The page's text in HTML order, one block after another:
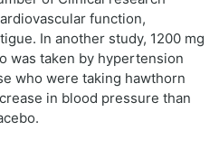
function,
In another study, 1200 mg
was taken by hypertension
who were taking hawthorn
in blood pressure than